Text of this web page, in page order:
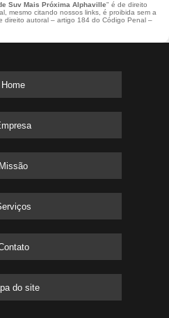
Suv Mais Próxima Alphaville" é de direito
mesmo citando nossos links, é proibida sem a
direito autoral – artigo 184 do Código Penal –
Home
Missão
do site